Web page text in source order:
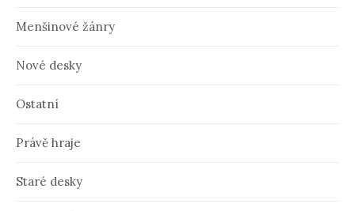
Menšinové žánry
Nové desky
Ostatní
Právě hraje
Staré desky